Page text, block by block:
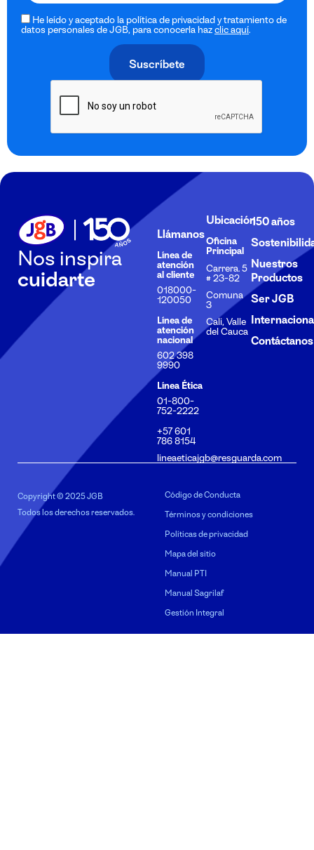
He leído y aceptado la política de privacidad y tratamiento de
datos personales de JGB, para conocerla hazclic aquí.
Nos inspira
cuidarte
Llámanos
Línea de
atención
al cliente
018000-
120050
Línea de
atención
nacional
602 398
9990
Línea Ética
01-800-
752-2222
+57 601
786 8154
lineaeticajgb@resguarda.com
Ubicación
Oficina
Principal
Carrera. 5
# 23-82
Comuna
3
Cali, Valle
del Cauca
150 años
Nuestros
Productos
Ser JGB
Contáctanos
Copyright © 2025 JGB
Todos los derechos reservados.
Código de Conducta
Términos y condiciones
Políticas de privacidad
Mapa del sitio
Manual PTI
Manual Sagrilaf
Gestión Integral